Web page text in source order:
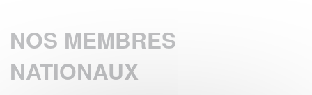
EN SAVOIR PLUS
Baromètre GINETEX 2024 : les habitudes
NOS MEMBRES
NATIONAUX